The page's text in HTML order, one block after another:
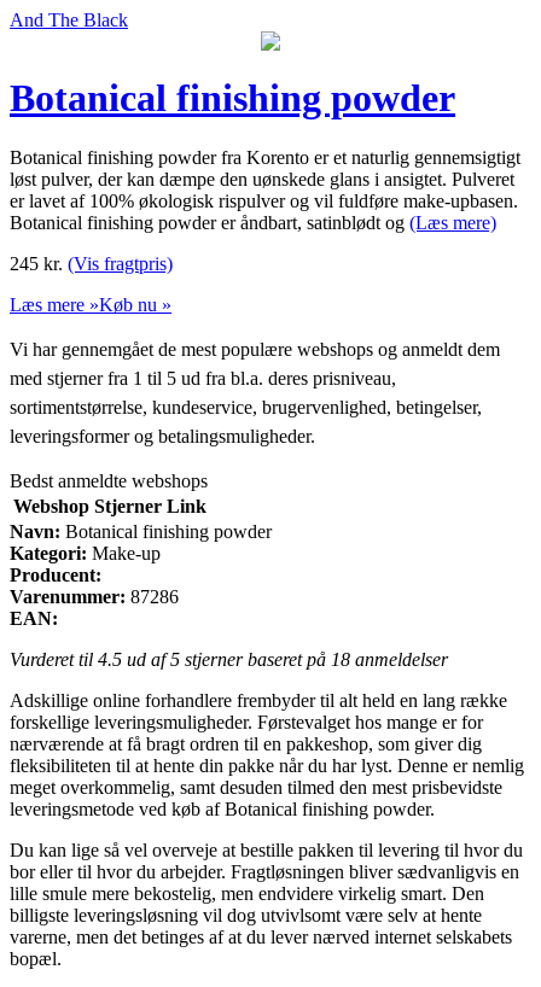
And The Black
Botanical finishing powder
Botanical finishing powder fra Korento er et naturlig gennemsigtigt
løst pulver, der kan dæmpe den uønskede glans i ansigtet. Pulveret
er lavet af 100% økologisk rispulver og vil fuldføre make-upbasen.
Botanical finishing powder er åndbart, satinblødt og (Læs mere)
245 kr. (Vis fragtpris)
Læs mere »Køb nu »
Vi har gennemgået de mest populære webshops og anmeldt dem
med stjerner fra 1 til 5 ud fra bl.a. deres prisniveau,
sortimentstørrelse, kundeservice, brugervenlighed, betingelser,
leveringsformer og betalingsmuligheder.
Bedst anmeldte webshops
Webshop Stjerner Link
Navn: Botanical finishing powder
Kategori: Make-up
Producent:
Varenummer: 87286
EAN:
Vurderet til 4.5 ud af 5 stjerner baseret på 18 anmeldelser
Adskillige online forhandlere frembyder til alt held en lang række
forskellige leveringsmuligheder. Førstevalget hos mange er for
nærværende at få bragt ordren til en pakkeshop, som giver dig
fleksibiliteten til at hente din pakke når du har lyst. Denne er nemlig
meget overkommelig, samt desuden tilmed den mest prisbevidste
leveringsmetode ved køb af Botanical finishing powder.
Du kan lige så vel overveje at bestille pakken til levering til hvor du
bor eller til hvor du arbejder. Fragtløsningen bliver sædvanligvis en
lille smule mere bekostelig, men endvidere virkelig smart. Den
billigste leveringsløsning vil dog utvivlsomt være selv at hente
varerne, men det betinges af at du lever nærved internet selskabets
bopæl.